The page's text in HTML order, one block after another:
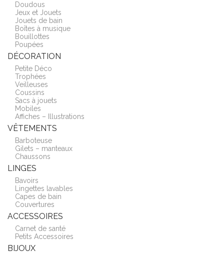
Doudous
Jeux et Jouets
Jouets de bain
Boîtes à musique
Bouillottes
Poupées
DÉCORATION
Petite Déco
Trophées
Veilleuses
Coussins
Sacs à jouets
Mobiles
Affiches – Illustrations
VÊTEMENTS
Barboteuse
Gilets – manteaux
Chaussons
LINGES
Bavoirs
Lingettes lavables
Capes de bain
Couvertures
ACCESSOIRES
Carnet de santé
Petits Accessoires
BIJOUX